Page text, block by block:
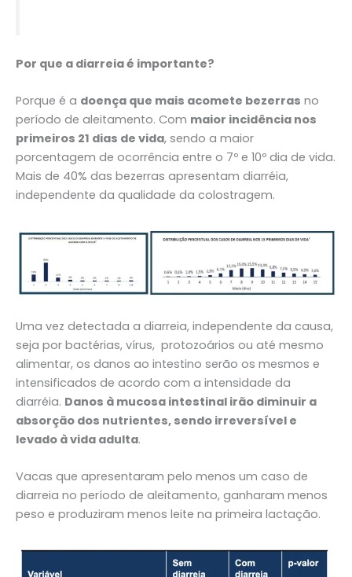
Por que a diarreia é importante?
Porque é a doença que mais acomete bezerras no
período de aleitamento. Com maior incidência nos
primeiros 21 dias de vida, sendo a maior
porcentagem de ocorrência entre o 7º e 10º dia de vida.
Mais de 40% das bezerras apresentam diarréia,
independente da qualidade da colostragem.
Uma vez detectada a diarreia, independente da causa,
seja por bactérias, vírus, protozoários ou até mesmo
alimentar, os danos ao intestino serão os mesmos e
intensificados de acordo com a intensidade da
diarréia. Danos à mucosa intestinal irão diminuir a
absorção dos nutrientes, sendo irreversível e
levado à vida adulta.
Vacas que apresentaram pelo menos um caso de
diarreia no período de aleitamento, ganharam menos
peso e produziram menos leite na primeira lactação.